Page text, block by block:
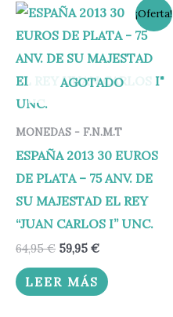
¡Oferta!
AGOTADO
MONEDAS - F.N.M.T
ESPAÑA 2013 30 EUROS
DE PLATA – 75 ANV. DE
SU MAJESTAD EL REY
“JUAN CARLOS I” UNC.
64,95€
El
precio
original
era:
64,95 €.
59,95 €
El
precio
actual
es:
59,95 €.
LEER MÁS